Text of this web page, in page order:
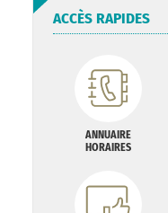
ACCÈS RAPIDES
ANNUAIRE
HORAIRES